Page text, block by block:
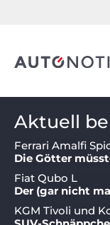
Aktuell
Ferrari Amalfi
Die Götter
Fiat Qubo L
Der (gar nicht
KGM Tivoli und